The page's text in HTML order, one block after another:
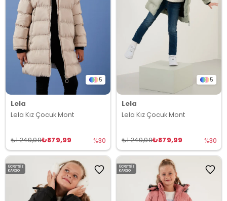
5
Lela
Lela Kız Çocuk Mont
₺879,99
₺1.249,99 %30
5
Lela
Lela Kız Çocuk Mont
₺879,99
₺1.249,99 %30
ÜCRETSIZ
KARGO
ÜCRETSIZ
KARGO